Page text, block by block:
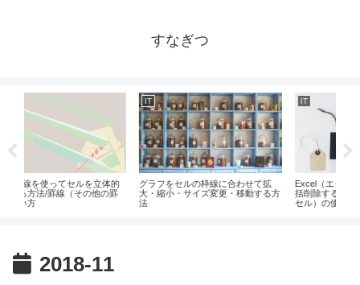
すなぎつ
せて拡
動する方
Excel（エクセル）で空白セルを一
括削除する方法/フィルタ（空白の
IT
Unityのダウンロード、日本語化方
法
2018-11